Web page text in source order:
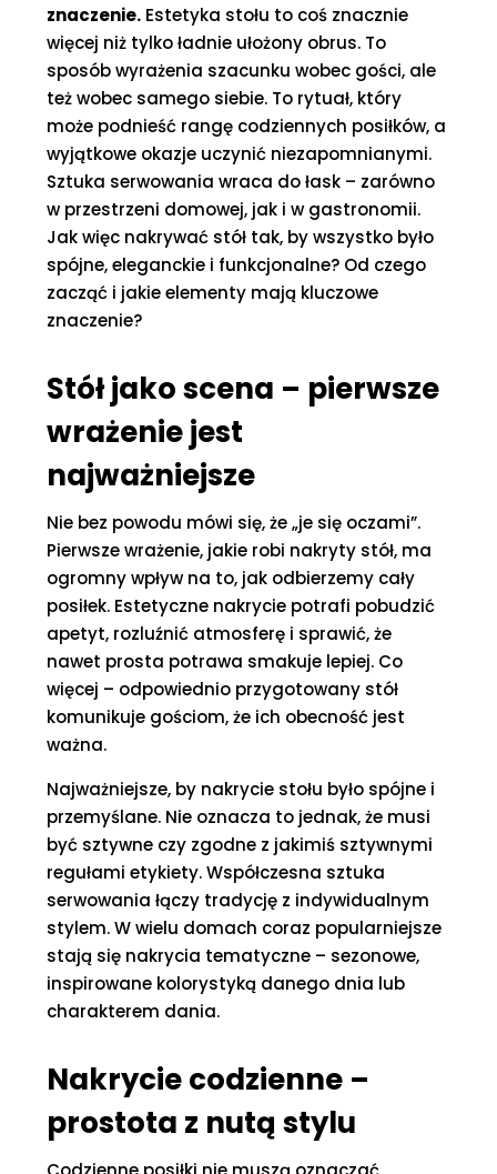
znaczenie. Estetyka stołu to coś znacznie
więcej niż tylko ładnie ułożony obrus. To
sposób wyrażenia szacunku wobec gości, ale
też wobec samego siebie. To rytuał, który
może podnieść rangę codziennych posiłków, a
wyjątkowe okazje uczynić niezapomnianymi.
Sztuka serwowania wraca do łask – zarówno
w przestrzeni domowej, jak i w gastronomii.
Jak więc nakrywać stół tak, by wszystko było
spójne, eleganckie i funkcjonalne? Od czego
zacząć i jakie elementy mają kluczowe
znaczenie?
Stół jako scena – pierwsze
wrażenie jest
najważniejsze
Nie bez powodu mówi się, że „je się oczami”.
Pierwsze wrażenie, jakie robi nakryty stół, ma
ogromny wpływ na to, jak odbierzemy cały
posiłek. Estetyczne nakrycie potrafi pobudzić
apetyt, rozluźnić atmosferę i sprawić, że
nawet prosta potrawa smakuje lepiej. Co
więcej – odpowiednio przygotowany stół
komunikuje gościom, że ich obecność jest
ważna.
Najważniejsze, by nakrycie stołu było spójne i
przemyślane. Nie oznacza to jednak, że musi
być sztywne czy zgodne z jakimiś sztywnymi
regułami etykiety. Współczesna sztuka
serwowania łączy tradycję z indywidualnym
stylem. W wielu domach coraz popularniejsze
stają się nakrycia tematyczne – sezonowe,
inspirowane kolorystyką danego dnia lub
charakterem dania.
Nakrycie codzienne –
prostota z nutą stylu